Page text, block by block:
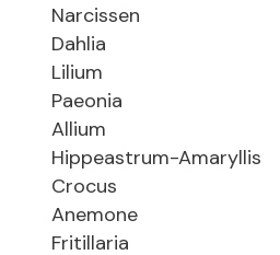
Narcissen
Dahlia
Lilium
Paeonia
Allium
Hippeastrum-Amaryllis
Crocus
Anemone
Fritillaria